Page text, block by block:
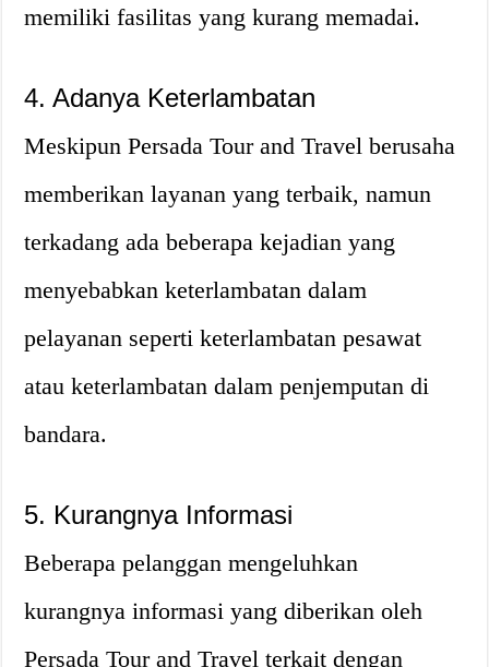
memiliki fasilitas yang kurang memadai.
4. Adanya Keterlambatan
Meskipun Persada Tour and Travel berusaha
memberikan layanan yang terbaik, namun
terkadang ada beberapa kejadian yang
menyebabkan keterlambatan dalam
pelayanan seperti keterlambatan pesawat
atau keterlambatan dalam penjemputan di
bandara.
5. Kurangnya Informasi
Beberapa pelanggan mengeluhkan
kurangnya informasi yang diberikan oleh
Persada Tour and Travel terkait dengan